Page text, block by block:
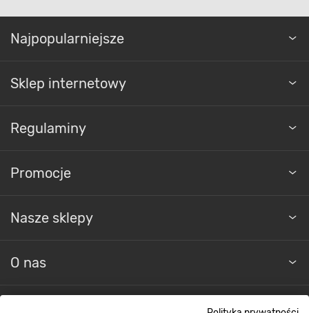
Najpopularniejsze
Sklep internetowy
Regulaminy
Promocje
Nasze sklepy
O nas